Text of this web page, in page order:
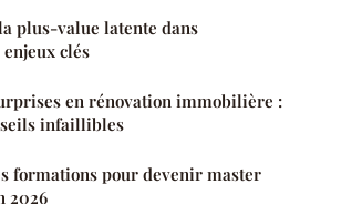
plus-value latente dans
clés
en rénovation immobilière :
infaillibles
formations pour devenir master
2026